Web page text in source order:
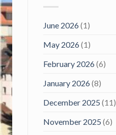
June 2026(1)
May 2026(1)
February 2026(6)
January 2026(8)
December 2025 (11)
November 2025 (6)